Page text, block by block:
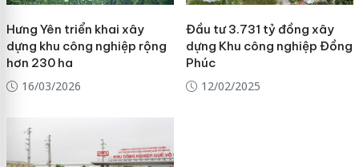
Hưng Yên triển khai xây
dựng khu công nghiệp rộng
hơn 230 ha
16/03/2026
Đầu tư 3.731 tỷ đồng xây
dựng Khu công nghiệp Đồng
Phúc
12/02/2025